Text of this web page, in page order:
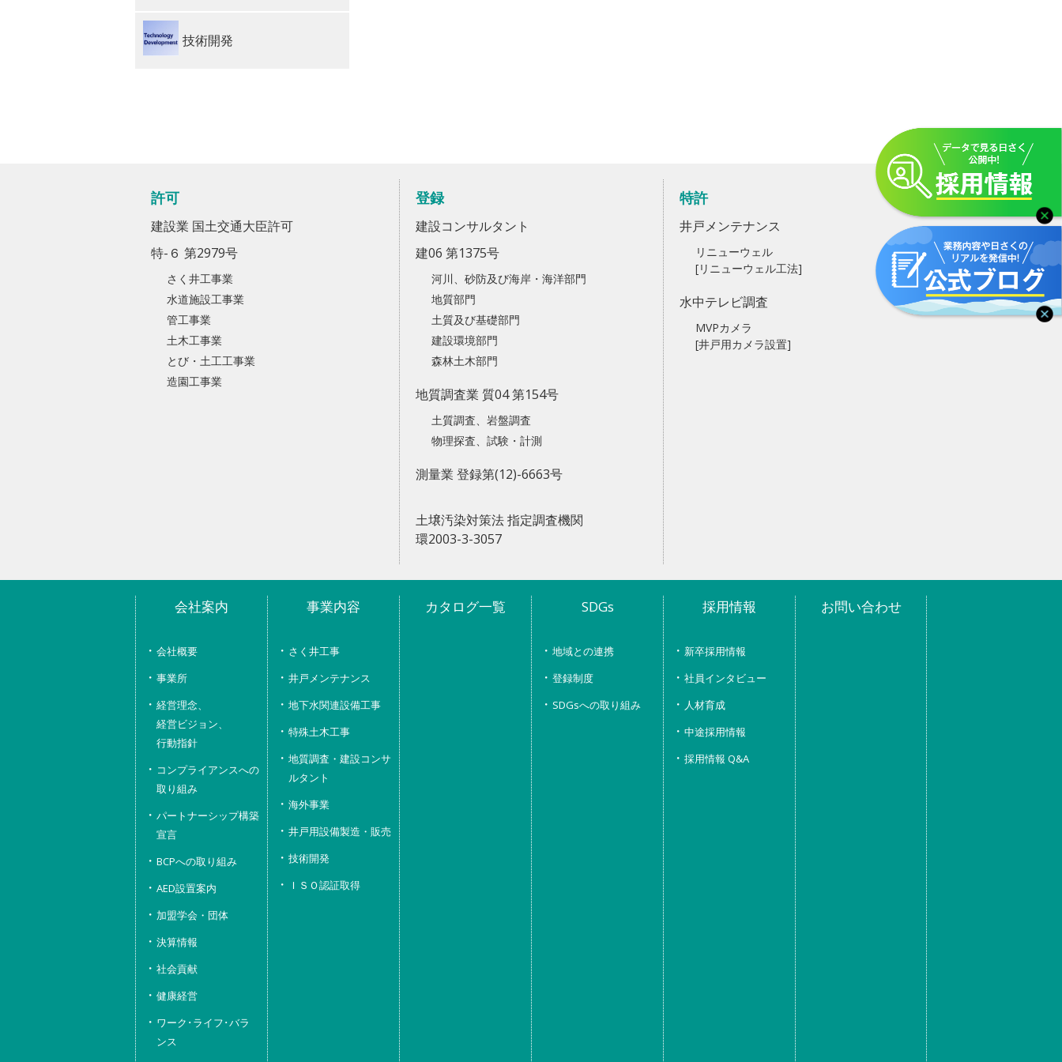
技術開発
許可
建設業 国土交通大臣許可
特-６ 第2979号
さく井工事業
水道施設工事業
管工事業
土木工事業
とび・土工工事業
造園工事業
登録
建設コンサルタント
建06 第1375号
河川、砂防及び海岸・海洋部門
地質部門
土質及び基礎部門
建設環境部門
森林土木部門
地質調査業 質04 第154号
土質調査、岩盤調査
物理探査、試験・計測
測量業 登録第(12)-6663号
土壌汚染対策法 指定調査機関
環2003-3-3057
特許
井戸メンテナンス
リニューウェル
[リニューウェル工法]
水中テレビ調査
MVPカメラ
[井戸用カメラ設置]
会社案内
会社概要
事業所
経営理念、
経営ビジョン、
行動指針
コンプライアンスへの
取り組み
パートナーシップ構築
宣言
BCPへの取り組み
AED設置案内
加盟学会・団体
決算情報
社会貢献
健康経営
ワーク･ライフ･バラ
ンス
事業内容
さく井工事
井戸メンテナンス
地下水関連設備工事
特殊土木工事
地質調査・建設コンサ
ルタント
海外事業
井戸用設備製造・販売
技術開発
ＩＳＯ認証取得
カタログ一覧 SDGs
地域との連携
登録制度
SDGsへの取り組み
採用情報
新卒採用情報
社員インタビュー
人材育成
中途採用情報
採用情報 Q&A
お問い合わせ